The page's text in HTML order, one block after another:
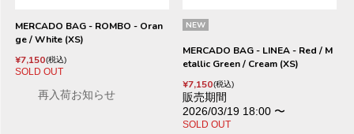
MERCADO BAG - ROMBO - Oran
ge / White (XS)
¥7,150 税込
SOLD OUT
再入荷お知らせ
NEW
MERCADO BAG - LINEA - Red / M
etallic Green / Cream (XS)
¥7,150 税込
販売期間
2026/03/19 18:00 〜
SOLD OUT